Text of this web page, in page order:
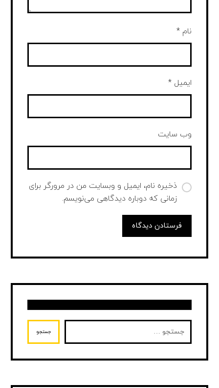
نام*
ایمیل*
وب‌ سایت
ذخیره نام، ایمیل و وبسایت من در مرورگر برای
زمانی که دوباره دیدگاهی می‌نویسم.
فرستادن دیدگاه
جستجو